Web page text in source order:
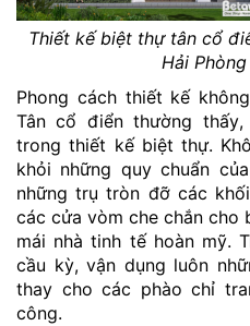
Thiết kế biệt thự tân cổ
Hải
Phong cách thiết kế
Tân cổ điển thường
trong thiết kế biệt thự.
khỏi những quy chuẩn
những trụ tròn đỡ các
các cửa vòm che chắn cho
mái nhà tinh tế hoàn mỹ.
cầu kỳ, vận dụng luôn
thay cho các phào chỉ
công.